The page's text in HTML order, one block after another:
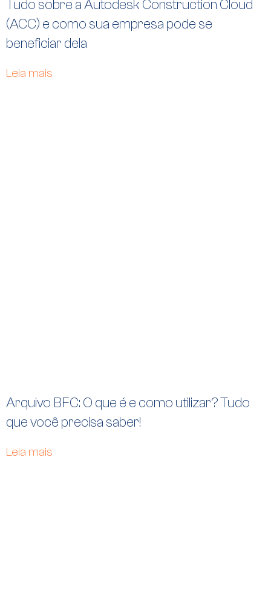
Tudo sobre a Autodesk Construction Cloud
(ACC) e como sua empresa pode se
beneficiar dela
Leia mais
Arquivo BFC: O que é e como utilizar? Tudo
que você precisa saber!
Leia mais